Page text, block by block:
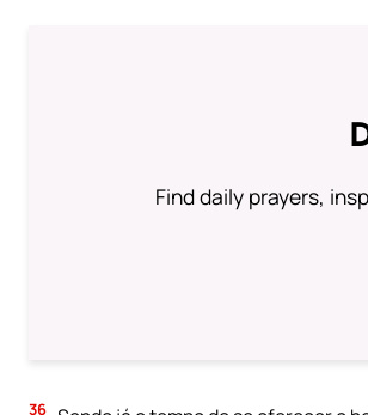
Find daily prayers,
36